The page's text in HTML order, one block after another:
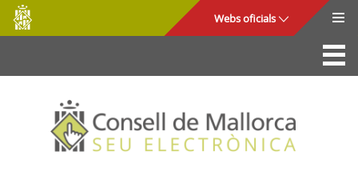
Salta al contingut principal
Consell
de
Mallorca
Webs oficials
La Seu
Consell de Mallorca
Accés i seguretat